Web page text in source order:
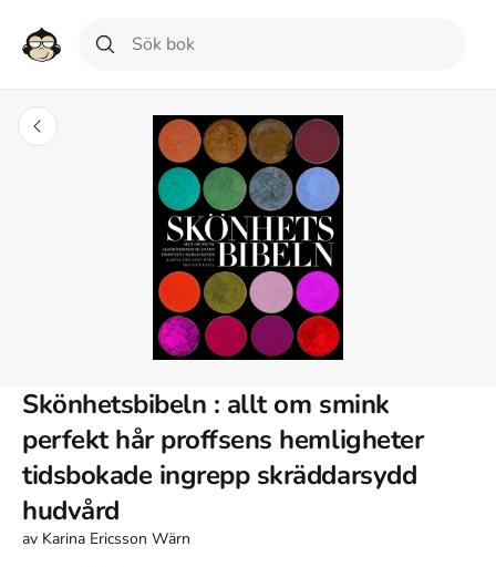
Skönhetsbibeln : allt om smink
perfekt hår proffsens hemligheter
tidsbokade ingrepp skräddarsydd
hudvård
av Karina Ericsson Wärn